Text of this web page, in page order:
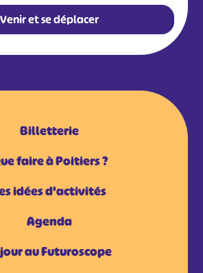
Venir et se déplacer
Billetterie
faire à Poitiers ?
idées d'activités
Agenda
au Futuroscope